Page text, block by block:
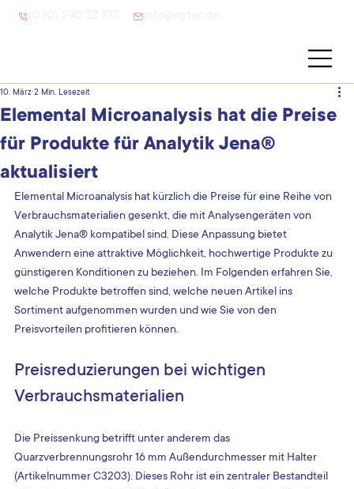
Elemental Microanalysis hat die Preise
für Produkte für Analytik Jena®
aktualisiert
10. März 2 Min. Lesezeit
Elemental Microanalysis hat kürzlich die Preise für eine Reihe von
Verbrauchsmaterialien gesenkt, die mit Analysengeräten von
Analytik Jena® kompatibel sind. Diese Anpassung bietet
Anwendern eine attraktive Möglichkeit, hochwertige Produkte zu
günstigeren Konditionen zu beziehen. Im Folgenden erfahren Sie,
welche Produkte betroffen sind, welche neuen Artikel ins
Sortiment aufgenommen wurden und wie Sie von den
Preisvorteilen profitieren können.
Preisreduzierungen bei wichtigen
Verbrauchsmaterialien
Die Preissenkung betrifft unter anderem das
Quarzverbrennungsrohr 16 mm Außendurchmesser mit Halter
(Artikelnummer C3203). Dieses Rohr ist ein zentraler Bestandteil